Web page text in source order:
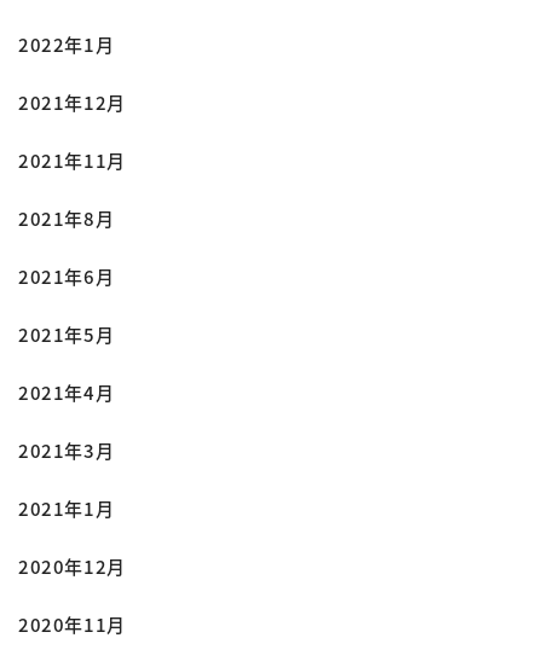
2022年1月
2021年12月
2021年11月
2021年8月
2021年6月
2021年5月
2021年4月
2021年3月
2021年1月
2020年12月
2020年11月